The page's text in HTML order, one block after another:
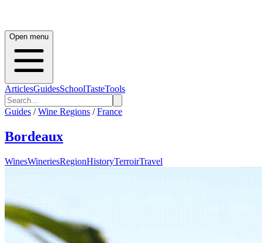
Open menu
ArticlesGuidesSchoolTasteTools
Guides / Wine Regions / France
Bordeaux
WinesWineriesRegionHistoryTerroirTravel